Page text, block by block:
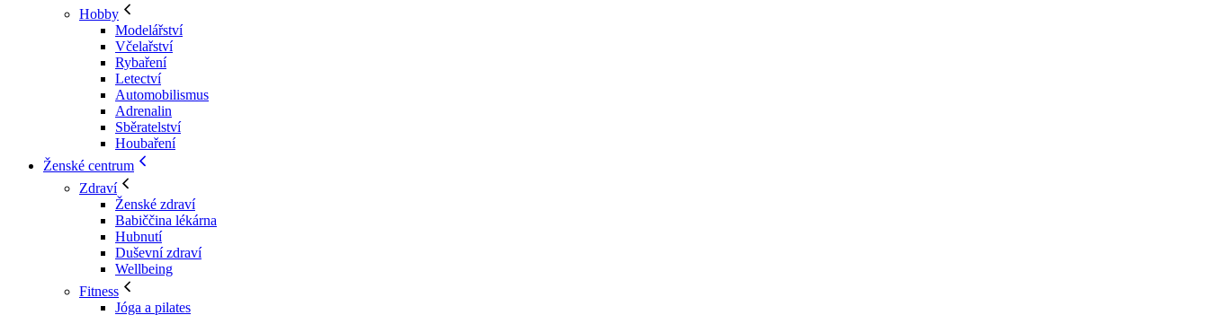
Hobby
Modelářství
Včelařství
Rybaření
Letectví
Automobilismus
Adrenalin
Sběratelství
Houbaření
Ženské centrum
Zdraví
Ženské zdraví
Babiččina lékárna
Hubnutí
Duševní zdraví
Wellbeing
Fitness
Jóga a pilates